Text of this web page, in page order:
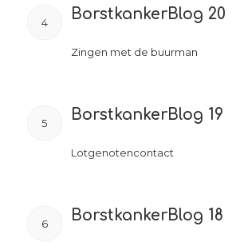
4 BorstkankerBlog 20
Zingen met de buurman
5 BorstkankerBlog 19
Lotgenotencontact
6 BorstkankerBlog 18